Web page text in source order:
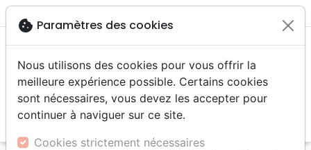
menu
cookie Paramètres des cookies
Nous utilisons des cookies pour vous offrir la
meilleure expérience possible. Certains cookies
sont nécessaires, vous devez les accepter pour
continuer à naviguer sur ce site.
Cookies strictement nécessaires